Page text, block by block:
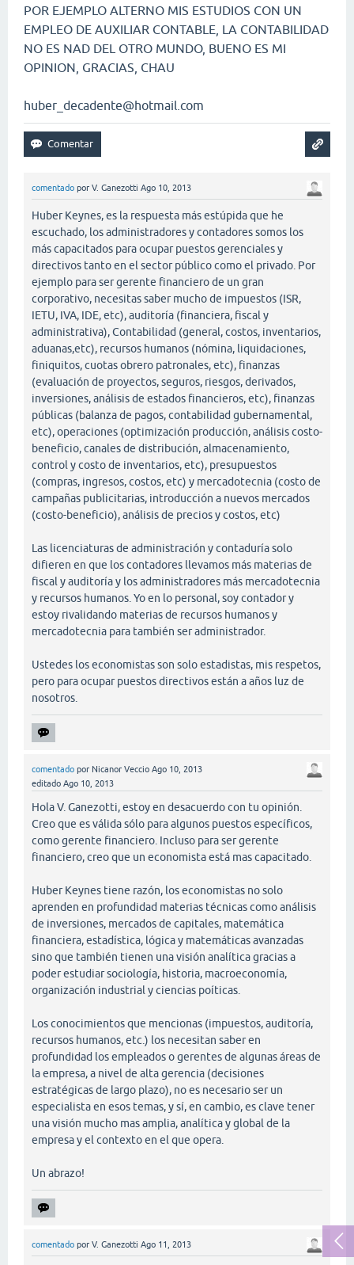
POR EJEMPLO ALTERNO MIS ESTUDIOS CON UN
EMPLEO DE AUXILIAR CONTABLE, LA CONTABILIDAD
NO ES NAD DEL OTRO MUNDO, BUENO ES MI
OPINION, GRACIAS, CHAU
huber_decadente@hotmail.com
comentado por V. Ganezotti Ago 10, 2013
Huber Keynes, es la respuesta más estúpida que he
escuchado, los administradores y contadores somos los
más capacitados para ocupar puestos gerenciales y
directivos tanto en el sector público como el privado. Por
ejemplo para ser gerente financiero de un gran
corporativo, necesitas saber mucho de impuestos (ISR,
IETU, IVA, IDE, etc), auditoría (financiera, fiscal y
administrativa), Contabilidad (general, costos, inventarios,
aduanas,etc), recursos humanos (nómina, liquidaciones,
finiquitos, cuotas obrero patronales, etc), finanzas
(evaluación de proyectos, seguros, riesgos, derivados,
inversiones, análisis de estados financieros, etc), finanzas
públicas (balanza de pagos, contabilidad gubernamental,
etc), operaciones (optimización producción, análisis costo-
beneficio, canales de distribución, almacenamiento,
control y costo de inventarios, etc), presupuestos
(compras, ingresos, costos, etc) y mercadotecnia (costo de
campañas publicitarias, introducción a nuevos mercados
(costo-beneficio), análisis de precios y costos, etc)
Las licenciaturas de administración y contaduría solo
difieren en que los contadores llevamos más materias de
fiscal y auditoría y los administradores más mercadotecnia
y recursos humanos. Yo en lo personal, soy contador y
estoy rivalidando materias de recursos humanos y
mercadotecnia para también ser administrador.
Ustedes los economistas son solo estadistas, mis respetos,
pero para ocupar puestos directivos están a años luz de
nosotros.
comentado por Nicanor Veccio Ago 10, 2013
editado Ago 10, 2013
Hola V. Ganezotti, estoy en desacuerdo con tu opinión.
Creo que es válida sólo para algunos puestos específicos,
como gerente financiero. Incluso para ser gerente
financiero, creo que un economista está mas capacitado.
Huber Keynes tiene razón, los economistas no solo
aprenden en profundidad materias técnicas como análisis
de inversiones, mercados de capitales, matemática
financiera, estadística, lógica y matemáticas avanzadas
sino que también tienen una visión analítica gracias a
poder estudiar sociología, historia, macroeconomía,
organización industrial y ciencias poíticas.
Los conocimientos que mencionas (impuestos, auditoría,
recursos humanos, etc.) los necesitan saber en
profundidad los empleados o gerentes de algunas áreas de
la empresa, a nivel de alta gerencia (decisiones
estratégicas de largo plazo), no es necesario ser un
especialista en esos temas, y sí, en cambio, es clave tener
una visión mucho mas amplia, analítica y global de la
empresa y el contexto en el que opera.
Un abrazo!
comentado por V. Ganezotti Ago 11, 2013